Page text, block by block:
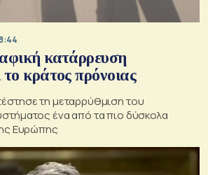
κατάρρευση
κράτος πρόνοιας
τη μεταρρύθμιση του
ένα από τα πιο δύσκολα
Ευρώπης